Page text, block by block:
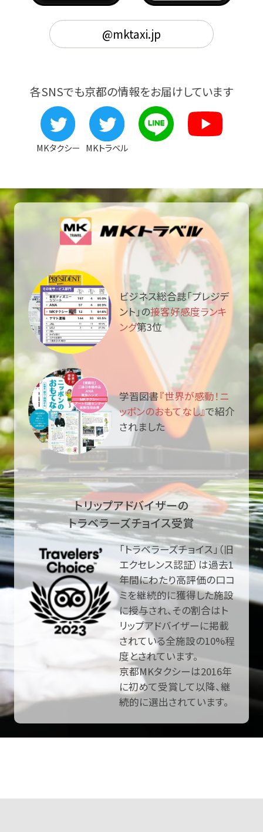
@mktaxi.jp
各SNSでも京都の情報をお届けしています
MKタクシー MKトラベル
ビジネス総合誌「プレジデ
ント」の接客好感度ランキ
ング第3位
学習図書『世界が感動！ニ
ッポンのおもてなし』で紹介
されました
トリップアドバイザーの
トラベラーズチョイス受賞
「トラベラーズチョイス」（旧
エクセレンス認証）は過去1
年間にわたり高評価の口コ
ミを継続的に獲得した施設
に授与され、その割合はト
リップアドバイザーに掲載
されている全施設の10%程
度とされています。
京都MKタクシーは2016年
に初めて受賞して以降、継
続的に選出されています。